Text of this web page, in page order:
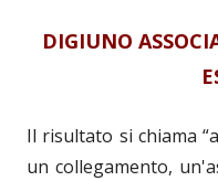
DIGIUNO
Il risultato si chiama
un collegamento,